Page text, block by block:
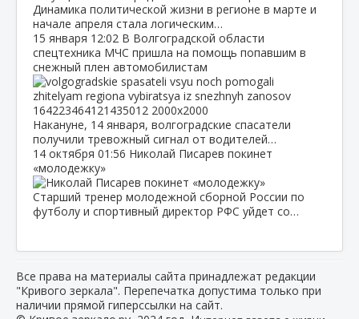
Динамика политической жизни в регионе в марте и
начале апреля стала логическим…
15 января 12:02 В Волгоградской области
спецтехника МЧС пришла на помощь попавшим в
снежный плен автомобилистам
Накануне, 14 января, волгоградские спасатели
получили тревожный сигнал от водителей…
14 октября 01:56 Николай Писарев покинет
«молодежку»
Старший тренер молодежной сборной России по
футболу и спортивный директор РФС уйдет со…
Все права на материалы сайта принадлежат редакции
"Кривого зеркала". Перепечатка допустима только при
наличии прямой гиперссылки на сайт.